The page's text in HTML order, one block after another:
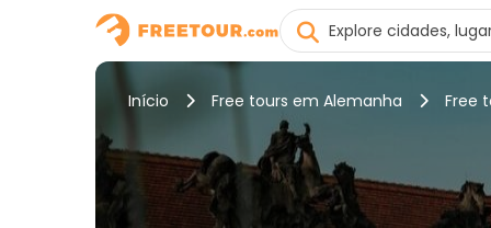
Início Free tours em Alemanha Free